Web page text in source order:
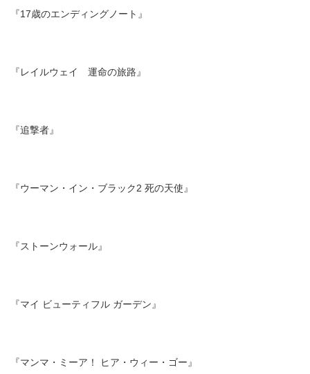
『17歳のエンディングノート』
『レイルウェイ 運命の旅路』
『追撃者』
『ウーマン・イン・ブラック2 死の天使』
『ストーンウォール』
『マイ ビューティフル ガーデン』
『マンマ・ミーア！ ヒア・ウィー・ゴー』